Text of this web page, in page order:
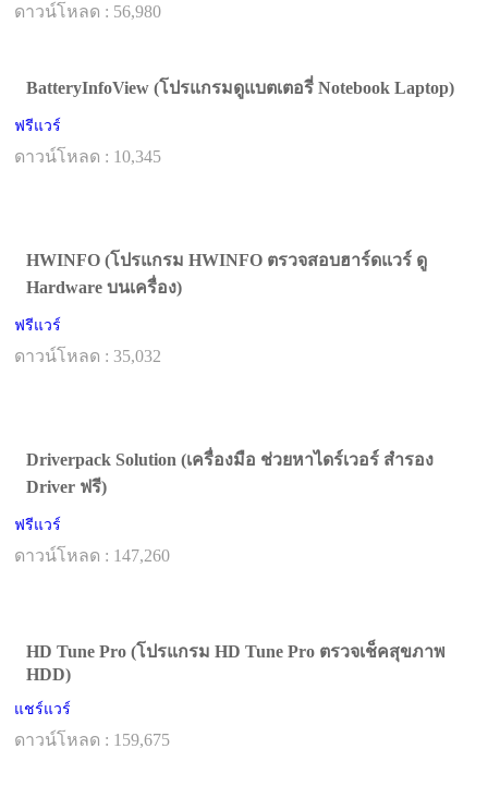
ดาวน์โหลด : 56,980
BatteryInfoView (โปรแกรมดูแบตเตอรี่ Notebook Laptop)
ฟรีแวร์
ดาวน์โหลด : 10,345
HWINFO (โปรแกรม HWINFO ตรวจสอบฮาร์ดแวร์ ดู
Hardware บนเครื่อง)
ฟรีแวร์
ดาวน์โหลด : 35,032
Driverpack Solution (เครื่องมือ ช่วยหาไดร์เวอร์ สำรอง
Driver ฟรี)
ฟรีแวร์
ดาวน์โหลด : 147,260
HD Tune Pro (โปรแกรม HD Tune Pro ตรวจเช็คสุขภาพ
HDD)
แชร์แวร์
ดาวน์โหลด : 159,675